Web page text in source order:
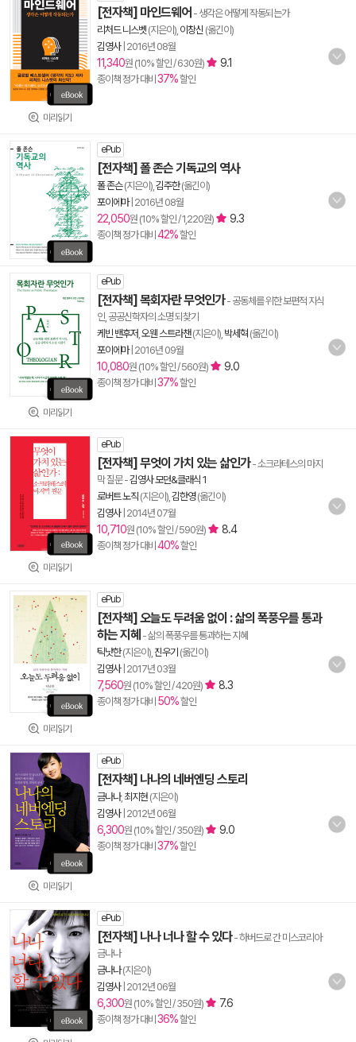
미리읽기
[전자책] 마인드웨어 - 생각은 어떻게 작동되는가
리처드 니스벳 (지은이), 이창신 (옮긴이)
김영사| 2016년 08월
11,340원 (10% 할인 / 630원) 9.1
종이책 정가 대비 37%할인
ePub
[전자책] 폴 존슨 기독교의 역사
폴 존슨(지은이), 김주한(옮긴이)
포이에마| 2016년 08월
22,050원 (10% 할인 / 1,220원) 9.3
종이책 정가 대비 42%할인
미리읽기
ePub
[전자책] 목회자란 무엇인가- 공동체를 위한 보편적 지식
인, 공공신학자의 소명 되찾기
케빈 밴후저 오웬 스트라챈(지은이), 박세혁 (옮긴이)
포이에마| 2016년 09월
10,080원 (10% 할인 / 560원) 9.0
종이책 정가 대비 37%할인
미리읽기
ePub
[전자책] 무엇이 가치 있는 삶인가- 소크라테스의 마지
막 질문-김영사 모던&클래식 1
로버트 노직 (지은이), 김한영(옮긴이)
김영사| 2014년 07월
10,710원 (10% 할인 / 590원) 8.4
종이책 정가 대비 40%할인
미리읽기
ePub
[전자책] 오늘도 두려움 없이 : 삶의 폭풍우를 통과
하는 지혜 - 삶의 폭풍우를 통과하는 지혜
틱낫한(지은이), 진우기 (옮긴이)
김영사| 2017년 03월
7,560원 (10% 할인 / 420원) 8.3
종이책 정가 대비 50%할인
미리읽기
ePub
[전자책] 나나의 네버엔딩 스토리
금나나,최지현 (지은이)
김영사| 2012년 06월
6,300원 (10% 할인 / 350원) 9.0
종이책 정가 대비 37%할인
ePub
[전자책] 나나 너나 할 수 있다- 하버드로 간 미스코리아
금나나
금나나(지은이)
김영사| 2012년 06월
6,300원 (10% 할인 / 350원) 7.6
종이책 정가 대비 36%할인